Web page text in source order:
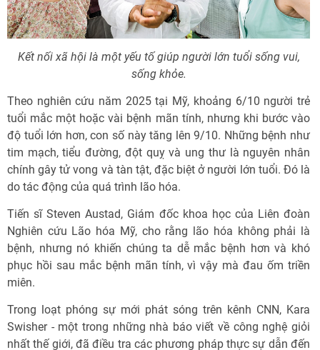
Kết nối xã hội là một yếu tố giúp người lớn tuổi sống vui,
sống khỏe.
Theo nghiên cứu năm 2025 tại Mỹ, khoảng 6/10 người trẻ
tuổi mắc một hoặc vài bệnh mãn tính, nhưng khi bước vào
độ tuổi lớn hơn, con số này tăng lên 9/10. Những bệnh như
tim mạch, tiểu đường, đột quỵ và ung thư là nguyên nhân
chính gây tử vong và tàn tật, đặc biệt ở người lớn tuổi. Đó là
do tác động của quá trình lão hóa.
Tiến sĩ Steven Austad, Giám đốc khoa học của Liên đoàn
Nghiên cứu Lão hóa Mỹ, cho rằng lão hóa không phải là
bệnh, nhưng nó khiến chúng ta dễ mắc bệnh hơn và khó
phục hồi sau mắc bệnh mãn tính, vì vậy mà đau ốm triền
miên.
Trong loạt phóng sự mới phát sóng trên kênh CNN, Kara
Swisher - một trong những nhà báo viết về công nghệ giỏi
nhất thế giới, đã điều tra các phương pháp thực sự dẫn đến